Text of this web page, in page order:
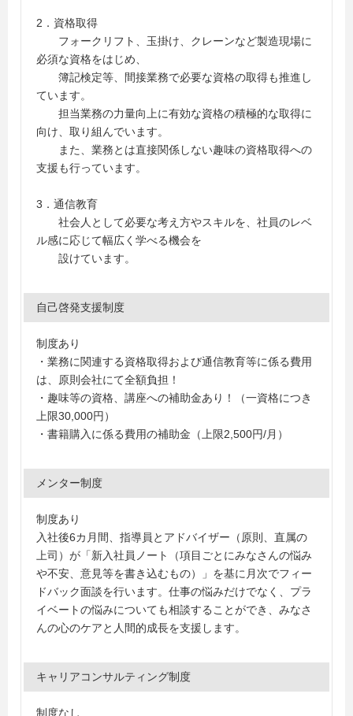
2．資格取得
フォークリフト、玉掛け、クレーンなど製造現場に
必須な資格をはじめ、
簿記検定等、間接業務で必要な資格の取得も推進し
ています。
担当業務の力量向上に有効な資格の積極的な取得に
向け、取り組んでいます。
また、業務とは直接関係しない趣味の資格取得への
支援も行っています。
3．通信教育
社会人として必要な考え方やスキルを、社員のレベ
ル感に応じて幅広く学べる機会を
設けています。
自己啓発支援制度
制度あり
・業務に関連する資格取得および通信教育等に係る費用
は、原則会社にて全額負担！
・趣味等の資格、講座への補助金あり！（一資格につき
上限30,000円）
・書籍購入に係る費用の補助金（上限2,500円/月）
メンター制度
制度あり
入社後6カ月間、指導員とアドバイザー（原則、直属の
上司）が「新入社員ノート（項目ごとにみなさんの悩み
や不安、意見等を書き込むもの）」を基に月次でフィー
ドバック面談を行います。仕事の悩みだけでなく、プラ
イベートの悩みについても相談することができ、みなさ
んの心のケアと人間的成長を支援します。
キャリアコンサルティング制度
制度なし